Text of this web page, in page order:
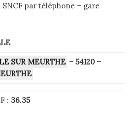
par téléphone – gare
SUR MEURTHE – 54120 –
: 36.35